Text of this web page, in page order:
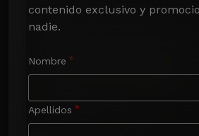
contenido exclusivo y
nadie.
Nombre
Apellidos